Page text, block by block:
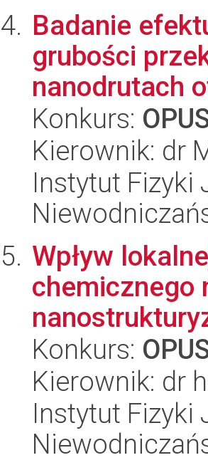
Badanie
grubości
nanodrutach
Konkurs:
Kierownik: dr
Instytut Fizyki
Wpływ
chemicznego
Konkurs:
Kierownik: dr
Instytut Fizyki